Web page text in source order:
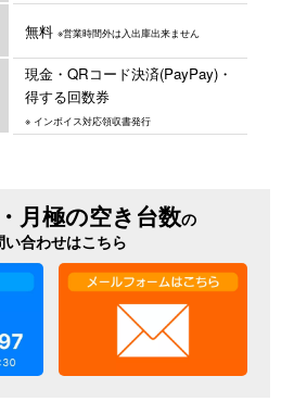
無料 ※営業時間外は入出庫出来ません
現金・QRコード決済(PayPay)・
得する回数券
※ インボイス対応領収書発行
月極の空き台数の
い合わせはこちら